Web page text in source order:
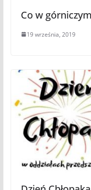
Co w
19 września, 2019